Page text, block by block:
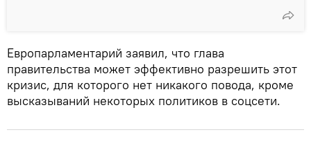
Европарламентарий заявил, что глава
правительства может эффективно разрешить этот
кризис, для которого нет никакого повода, кроме
высказываний некоторых политиков в соцсети.